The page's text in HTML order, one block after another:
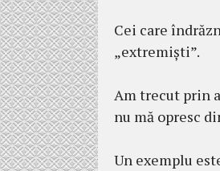
Cei care
„extremiști”.
Am trecut prin
nu mă opresc
Un exemplu